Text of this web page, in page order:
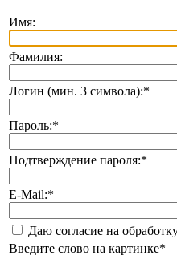
Имя:
Фамилия:
Логин (мин. 3 символа):*
Пароль:*
Подтверждение пароля:*
E-Mail:*
Даю согласие на
Введите слово на картинке*